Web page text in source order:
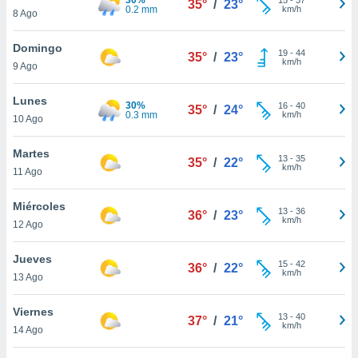
más
nuestra
y
de
disponible
cookies
aceptar
8 Ago
0.2 mm
35° / 23°
km/h
Domingo
9 Ago
35° / 23° 19- 44
km/h
Lunes
10 Ago
30%
0.3 mm
35° / 24° 16- 40
km/h
Martes
11 Ago
35° / 22° 13- 35
km/h
Miércoles
12 Ago
36° / 23° 13- 36
km/h
Jueves
13 Ago
36° / 22° 15- 42
km/h
Viernes
14 Ago
37° / 21° 13- 40
km/h